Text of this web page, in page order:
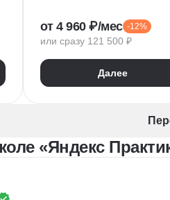
MatPlotLib
NumPy
Pandas
Google Таблицы
от 4 960 ₽/мес -12%
или сразу 121 500 ₽
Далее
«Яндекс